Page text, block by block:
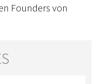
Founders von